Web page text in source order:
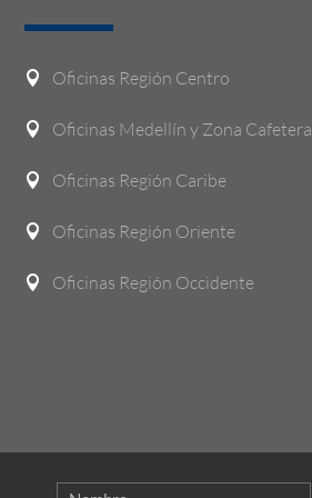
 Oficinas Región Centro
 Oficinas Medellín y Zona Cafetera
 Oficinas Región Caribe
 Oficinas Región Oriente
 Oficinas Región Occidente